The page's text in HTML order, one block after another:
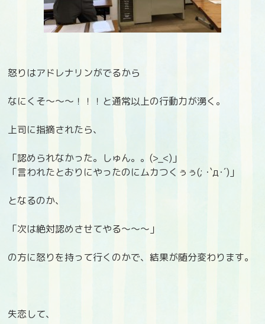
怒りはアドレナリンがでるから
なにくそ～～～！！！と通常以上の行動力が湧く。
上司に指摘されたら、
「認められなかった。しゅん。。(>_<)」
「言われたとおりにやったのにムカつくぅぅ(; ･`д･´)」
となるのか、
「次は絶対認めさせてやる～～～」
の方に怒りを持って行くのかで、結果が随分変わります。
失恋して、